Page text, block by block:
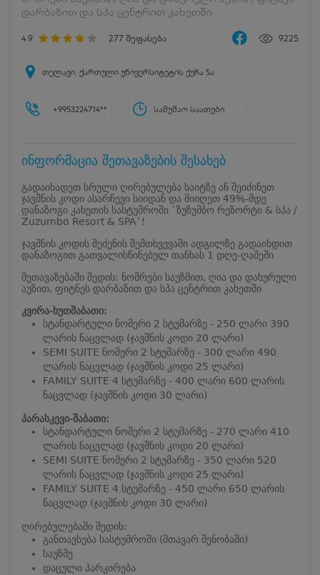
დარბაზით და სპა ცენტრით კახეთში
4.9 277 შეფასება 9225
თელავი. ქართული უნივერსიტეტის ქუჩა 5ა
+9953224714** სამუშაო საათები
ინფორმაცია შეთავაზების შესახებ
გადაიხადეთ სრული ღირებულება საიტზე ან შეიძინეთ
ჯავშნის კოდი ასარჩევი სიიდან და მიიღეთ 49%-მდე
დანაზოგი კახეთის სასტუმროში `ზუზუმბო რეზორტი & სპა /
Zuzumbo Resort & SPA`!
ჯავშნის კოდის შეძენის შემთხვევაში ადგილზე გადაიხდით
დანაზოგით გათვალისწინებულ თანხას 1 დღე-ღამეში
შეთავაზებაში შედის: ნომრები საუზმით, ღია და დახურული
აუზით, ფიტნეს დარბაზით და სპა ცენტრით კახეთში
კვირა-ხუთშაბათი:
სტანდარტული ნომერი 2 სტუმარზე - 250 ლარი 390
ლარის ნაცვლად (ჯავშნის კოდი 20 ლარი)
SEMI SUITE ნომერი 2 სტუმარზე - 300 ლარი 490
ლარის ნაცვლად (ჯავშნის კოდი 25 ლარი)
FAMILY SUITE 4 სტუმარზე - 400 ლარი 600 ლარის
ნაცვლად (ჯავშნის კოდი 30 ლარი)
პარასკევი-შაბათი:
სტანდარტული ნომერი 2 სტუმარზე - 270 ლარი 410
ლარის ნაცვლად (ჯავშნის კოდი 20 ლარი)
SEMI SUITE ნომერი 2 სტუმარზე - 350 ლარი 520
ლარის ნაცვლად (ჯავშნის კოდი 25 ლარი)
FAMILY SUITE 4 სტუმარზე - 450 ლარი 650 ლარის
ნაცვლად (ჯავშნის კოდი 30 ლარი)
ღირებულებაში შედის:
განთავსება სასტუმროში (მთავარ შენობაში)
საუზმე
დაცული პარკირება